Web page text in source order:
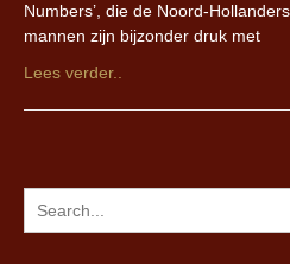
Numbers’, die de Noord-
mannen zijn bijzonder druk met
Lees verder..